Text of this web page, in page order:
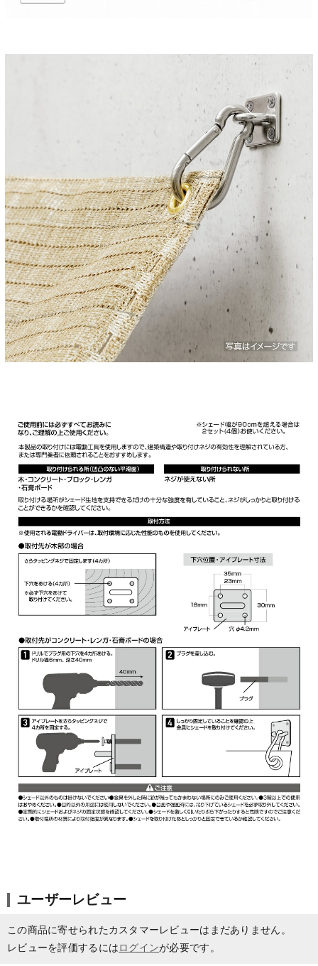
ユーザーレビュー
この商品に寄せられたカスタマーレビューはまだありません。
レビューを評価するにはログインが必要です。